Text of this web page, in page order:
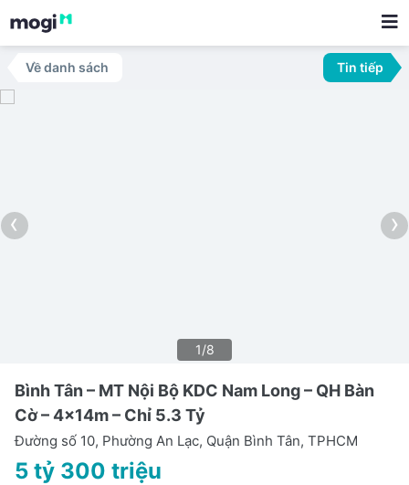
Về danh sách Tin tiếp
‹ ›
1/8
Bình Tân – MT Nội Bộ KDC Nam Long – QH Bàn
Cờ – 4x14m – Chỉ 5.3 Tỷ
Đường số 10, Phường An Lạc, Quận Bình Tân, TPHCM
5 tỷ 300 triệu